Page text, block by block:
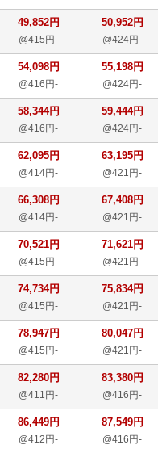
49,852円
@415円-
50,952円
@424円-
54,098円
@416円-
55,198円
@424円-
58,344円
@416円-
59,444円
@424円-
62,095円
@414円-
63,195円
@421円-
66,308円
@414円-
67,408円
@421円-
70,521円
@415円-
71,621円
@421円-
74,734円
@415円-
75,834円
@421円-
78,947円
@415円-
80,047円
@421円-
82,280円
@411円-
83,380円
@416円-
86,449円
@412円-
87,549円
@416円-